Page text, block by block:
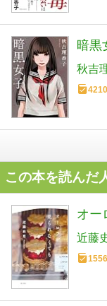
暗黒
秋吉
4210
この本を読んだ
オー
近藤
1556